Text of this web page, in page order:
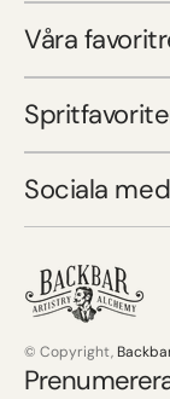
Våra
Sociala
© Copyright,